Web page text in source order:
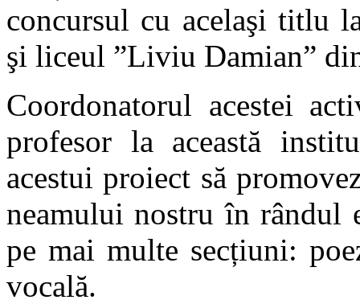
concursul cu acelaşi titlu
şi liceul ”Liviu Damian”
Coordonatorul acestei
profesor la această
acestui proiect să
neamului nostru în rândul
pe mai multe secțiuni:
vocală.